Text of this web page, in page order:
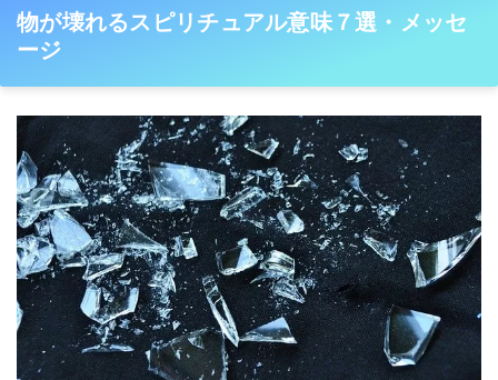
物が壊れるスピリチュアル意味７選・メッセ
ージ